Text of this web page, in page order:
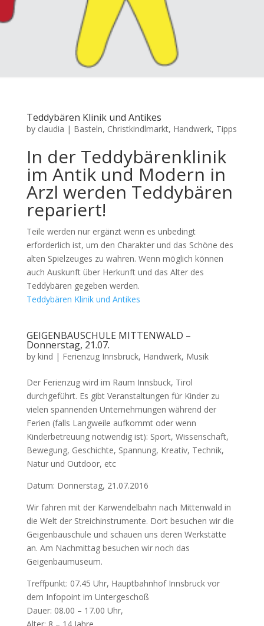
Teddybären Klinik und Antikes
by claudia | Basteln, Christkindlmarkt, Handwerk, Tipps
In der Teddybärenklinik
im Antik und Modern in
Arzl werden Teddybären
repariert!
Teile werden nur ergänzt wenn es unbedingt
erforderlich ist, um den Charakter und das Schöne des
alten Spielzeuges zu wahren. Wenn möglich können
auch Auskunft über Herkunft und das Alter des
Teddybären gegeben werden.
Teddybären Klinik und Antikes
GEIGENBAUSCHULE MITTENWALD –
Donnerstag, 21.07.
by kind | Ferienzug Innsbruck, Handwerk, Musik
Der Ferienzug wird im Raum Innsbuck, Tirol
durchgeführt. Es gibt Veranstaltungen für Kinder zu
vielen spannenden Unternehmungen während der
Ferien (falls Langweile aufkommt oder wenn
Kinderbetreuung notwendig ist): Sport, Wissenschaft,
Bewegung, Geschichte, Spannung, Kreativ, Technik,
Natur und Outdoor, etc
Datum: Donnerstag, 21.07.2016
Wir fahren mit der Karwendelbahn nach Mittenwald in
die Welt der Streichinstrumente. Dort besuchen wir die
Geigenbauschule und schauen uns deren Werkstätte
an. Am Nachmittag besuchen wir noch das
Geigenbaumuseum.
Treffpunkt: 07.45 Uhr, Hauptbahnhof Innsbruck vor
dem Infopoint im Untergeschoß
Dauer: 08.00 – 17.00 Uhr,